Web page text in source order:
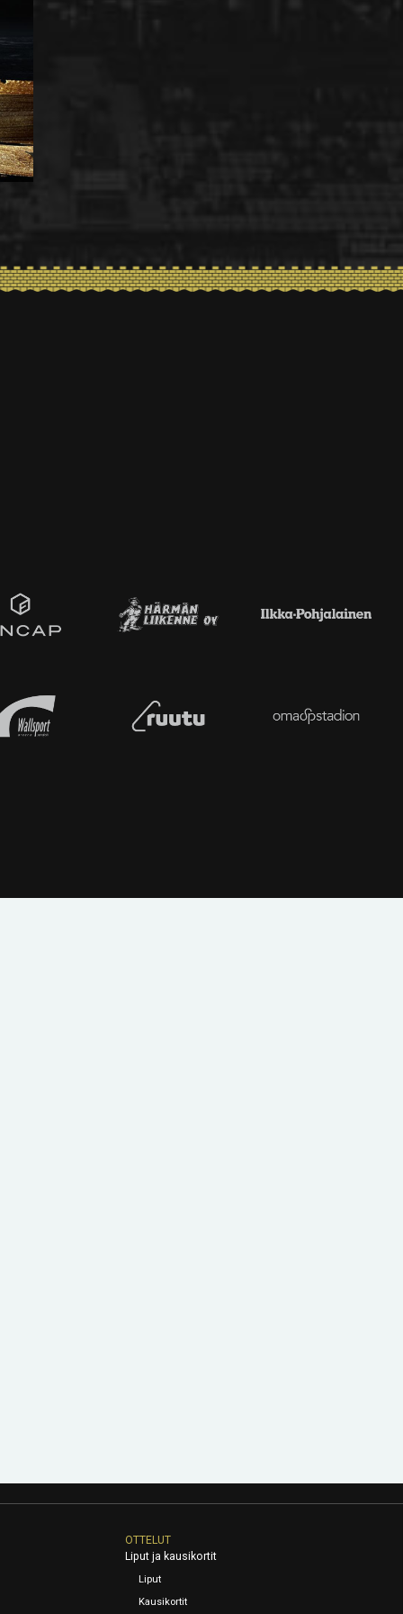
OTTELUT
Liput ja kausikortit
Liput
Kausikortit